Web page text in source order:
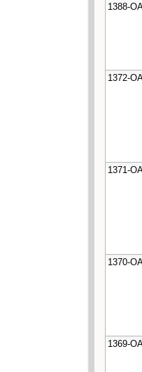
1388-
1372-
1371-
1370-
1369-